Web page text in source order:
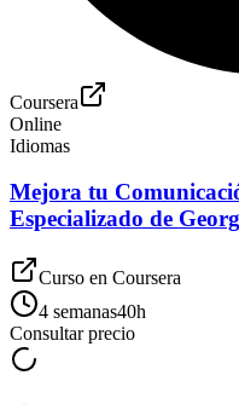
Coursera
Online
Idiomas
Mejora tu
Especializado de
Curso en Coursera
4 semanas40h
Consultar precio